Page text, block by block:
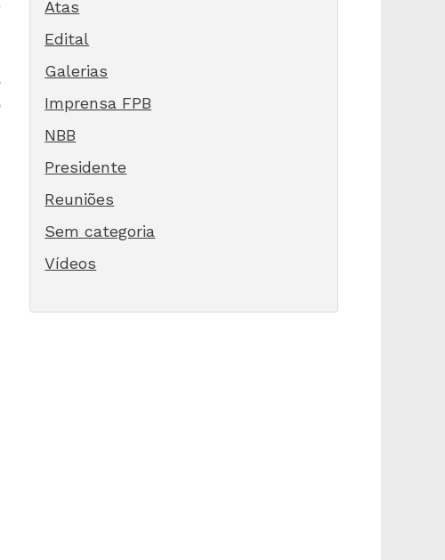
Atas
Edital
Galerias
Imprensa FPB
NBB
Presidente
Reuniões
Sem categoria
Vídeos